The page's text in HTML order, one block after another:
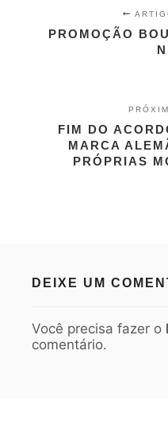
PROMOÇÃO
FIM DO
MARCA
PRÓPRIAS
DEIXE UM
Você precisa fazer o
comentário.